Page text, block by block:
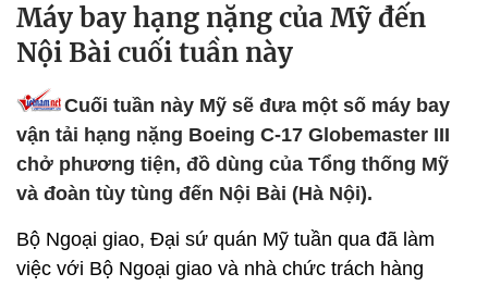
Máy bay hạng nặng của Mỹ đến
Nội Bài cuối tuần này
Cuối tuần này Mỹ sẽ đưa một số máy bay
vận tải hạng nặng Boeing C-17 Globemaster III
chở phương tiện, đồ dùng của Tổng thống Mỹ
và đoàn tùy tùng đến Nội Bài (Hà Nội).
Bộ Ngoại giao, Đại sứ quán Mỹ tuần qua đã làm
việc với Bộ Ngoại giao và nhà chức trách hàng